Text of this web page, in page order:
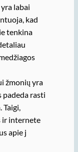
labai
kad
tenkina
žmonių yra
padeda rasti
Taigi,
ir internete
apie j